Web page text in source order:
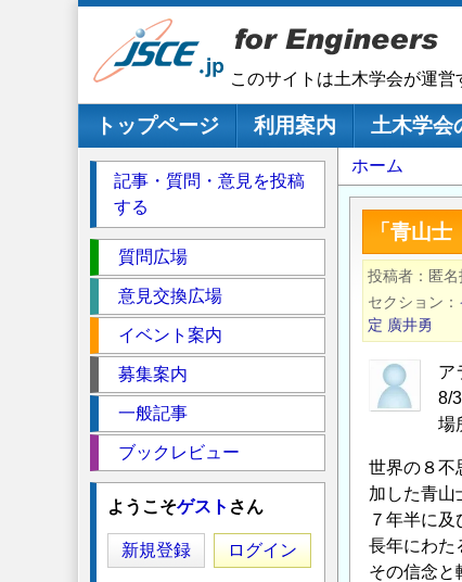
このサイトは土木学会が運営
メインナビゲーション
トップページ 利用案内 土木学会
パ
ン
ず
ホーム
「青山
投稿者 匿
セクション
定 廣井勇
ア
8/
場
世界の８不
加した青山
７年半に及
長年にわた
その信念と
記事・質問・意見を投稿
する
ク
シ
質問広場
意見交換広場
イベント案内
募集案内
一般記事
ブックレビュー
ようこそゲスト さん
新規登録 ログイン